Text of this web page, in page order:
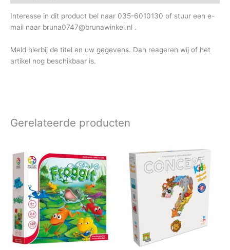
Interesse in dit product bel naar 035-6010130 of stuur een e-
mail naar bruna0747@brunawinkel.nl .
Meld hierbij de titel en uw gegevens. Dan reageren wij of het
artikel nog beschikbaar is.
Gerelateerde producten